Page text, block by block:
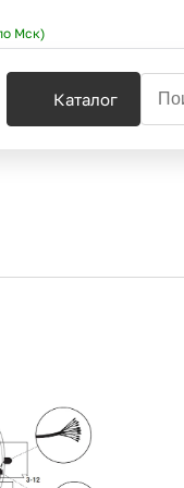
Мск)
Каталог